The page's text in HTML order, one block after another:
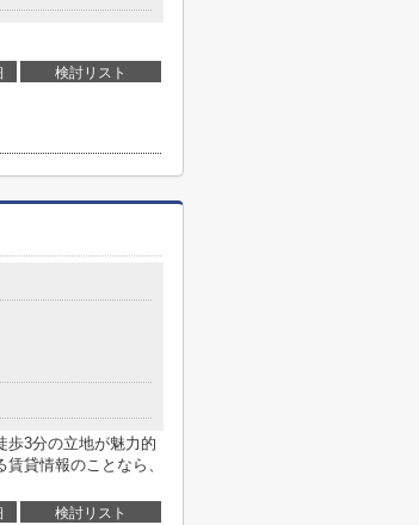
検討リスト
3分の立地が魅力的
貸情報のことなら、
検討リスト